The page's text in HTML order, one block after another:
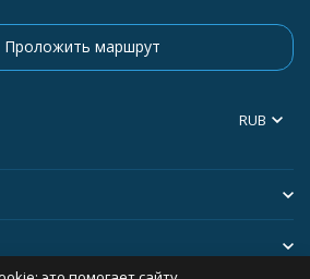
Проложить маршрут
RUB